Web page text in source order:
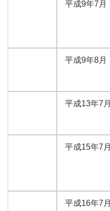
平成9年7月
平成9年8月
平成13年7月
平成15年7月
平成16年7月